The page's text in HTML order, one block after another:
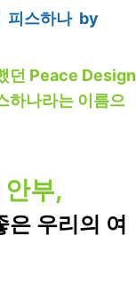
피스하나 by
던 Peace Design
하나라는 이름으
부,
우리의 여